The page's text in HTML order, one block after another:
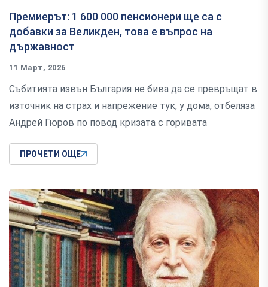
Премиерът: 1 600 000 пенсионери ще са с
добавки за Великден, това е въпрос на
държавност
11 Март, 2026
Събитията извън България не бива да се превръщат в
източник на страх и напрежение тук, у дома, отбеляза
Андрей Гюров по повод кризата с горивата
ПРОЧЕТИ ОЩЕ